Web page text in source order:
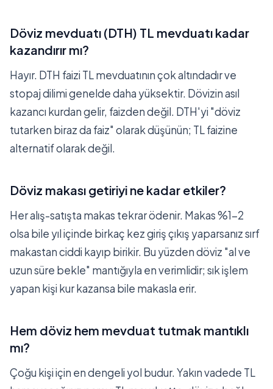
Döviz mevduatı (DTH) TL mevduatı kadar
kazandırır mı?
Hayır. DTH faizi TL mevduatının çok altındadır ve
stopaj dilimi genelde daha yüksektir. Dövizin asıl
kazancı kurdan gelir, faizden değil. DTH'yi "döviz
tutarken biraz da faiz" olarak düşünün; TL faizine
alternatif olarak değil.
Döviz makası getiriyi ne kadar etkiler?
Her alış-satışta makas tekrar ödenir. Makas %1-2
olsa bile yıl içinde birkaç kez giriş çıkış yaparsanız sırf
makastan ciddi kayıp birikir. Bu yüzden döviz "al ve
uzun süre bekle" mantığıyla en verimlidir; sık işlem
yapan kişi kur kazansa bile makasla erir.
Hem döviz hem mevduat tutmak mantıklı
mı?
Çoğu kişi için en dengeli yol budur. Yakın vadede TL